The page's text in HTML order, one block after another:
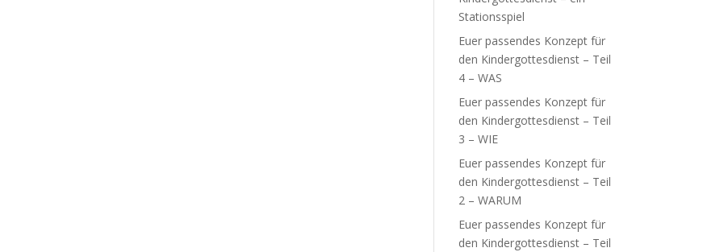
Stationsspiel
Euer passendes Konzept für
den Kindergottesdienst – Teil
4 – WAS
Euer passendes Konzept für
den Kindergottesdienst – Teil
3 – WIE
Euer passendes Konzept für
den Kindergottesdienst – Teil
2 – WARUM
Euer passendes Konzept für
den Kindergottesdienst – Teil